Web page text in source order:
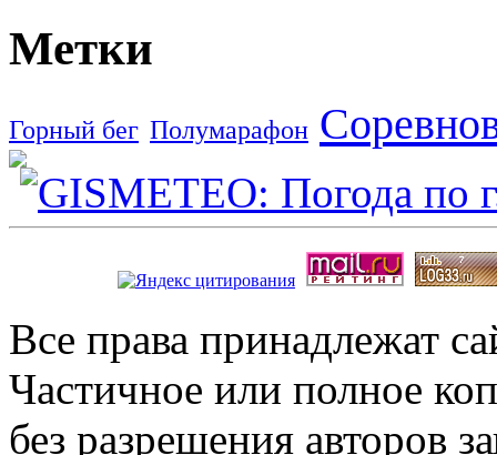
Метки
Горный бег Полумарафон
Все права принадлежат
Частичное или полное
без разрешения авторов